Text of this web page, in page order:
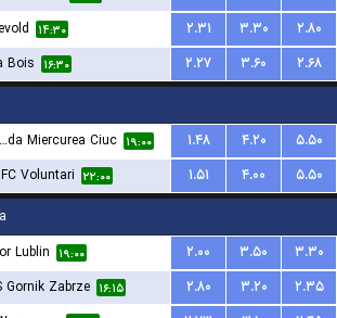
۱۴:۳۰ ۲.۳۱ ۳.۳۰
۲.۸۰
Bois ۱۶:۳۰ ۲.۲۷ ۳.۶۰
۲.۶۸
FC Csikszereda Miercurea Ciuc ۱۹:۰۰ ۱.۴۸ ۴.۲۰
۵.۵۰
FC Voluntari ۲۲:۰۰ ۱.۵۱ ۴.۰۰
۵.۵۰
Lublin ۱۹:۰۰ ۲.۰۰ ۳.۵۰
۳.۳۰
Gornik Zabrze ۱۶:۱۵ ۲.۸۰ ۳.۲۰
۲.۳۵